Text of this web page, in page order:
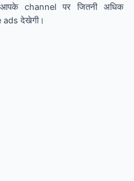
channel पर जितनी अधिक
ads देखेगी।